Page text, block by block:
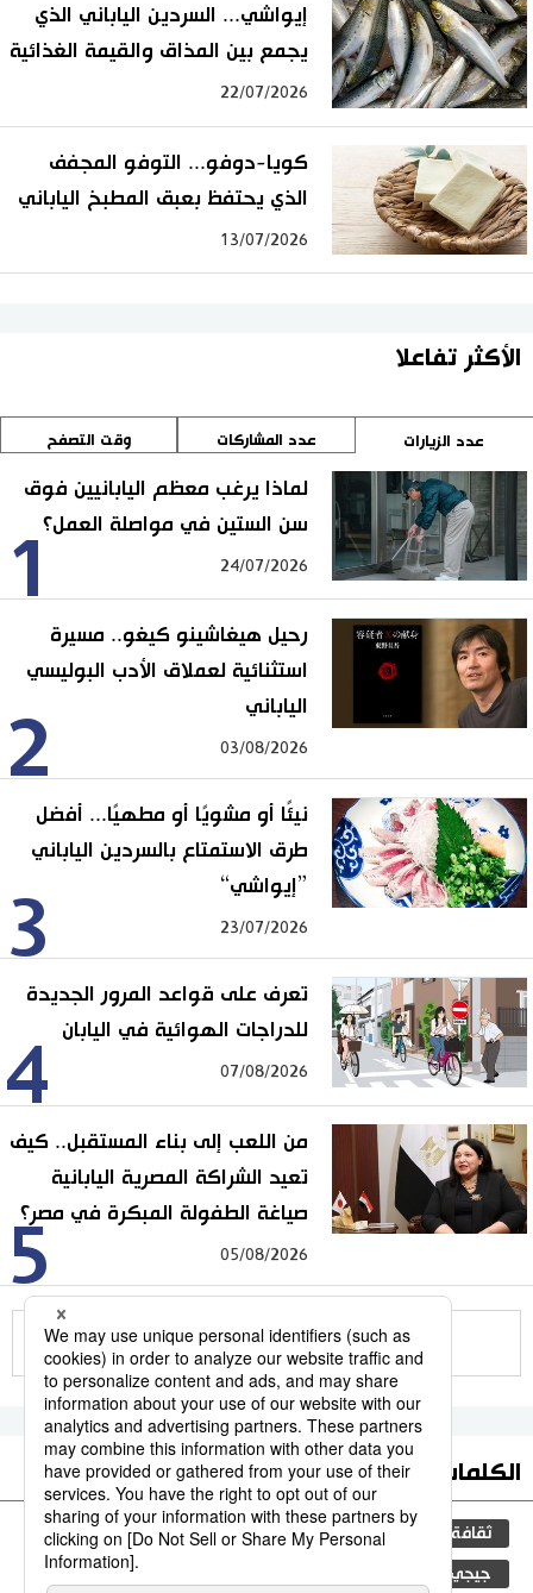
إيواشي... السردين الياباني الذي
يجمع بين المذاق والقيمة الغذائية
22/07/2026
كويا-دوفو... التوفو المجفف
الذي يحتفظ بعبق المطبخ الياباني
13/07/2026
الأكثر تفاعلا
عدد الزيارات عدد المشاركات وقت التصفح
1
لماذا يرغب معظم اليابانيين فوق
سن الستين في مواصلة العمل؟
24/07/2026
2
رحيل هيغاشينو كيغو.. مسيرة
استثنائية لعملاق الأدب البوليسي
الياباني
03/08/2026
3
نيئًا أو مشويًا أو مطهيًا... أفضل
طرق الاستمتاع بالسردين الياباني
”إيواشي“
23/07/2026
4
تعرف على قواعد المرور الجديدة
للدراجات الهوائية في اليابان
07/08/2026
5
من اللعب إلى بناء المستقبل.. كيف
تعيد الشراكة المصرية اليابانية
صياغة الطفولة المبكرة في مصر؟
05/08/2026
للمزيد
الكلمات الأكثر بحثا
ثقافة التعليم الياباني مجتمع اليابان
جيجي برس الفتيات